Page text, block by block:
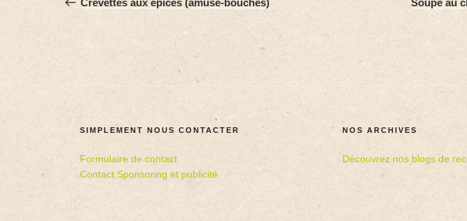
Crevettes aux épices (amuse-bouches) Soupe au
SIMPLEMENT NOUS CONTACTER
Formulaire de contact
Contact Sponsoring et publicité
NOS ARCHIVES
Découvrez nos blogs de